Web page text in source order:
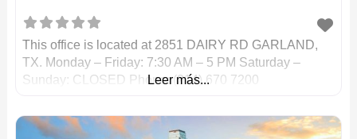
This office is located at 2851 DAIRY RD GARLAND,
TX. Monday – Friday: 7:30 AM – 5 PM Saturday –
Sunday: CLOSED Phone: (214) 670 7200
Leer más...